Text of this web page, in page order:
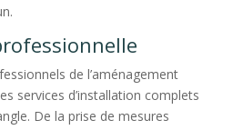
de l’aménagement
services d’installation complets
De la prise de mesures